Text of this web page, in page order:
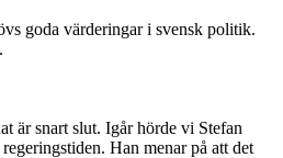
goda värderingar i svensk politik.
är snart slut. Igår hörde vi Stefan
Han menar på att det